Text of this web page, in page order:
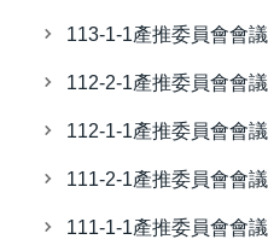
113-1-1產推委員會會
112-2-1產推委員會會
112-1-1產推委員會會
111-2-1產推委員會會
111-1-1產推委員會會